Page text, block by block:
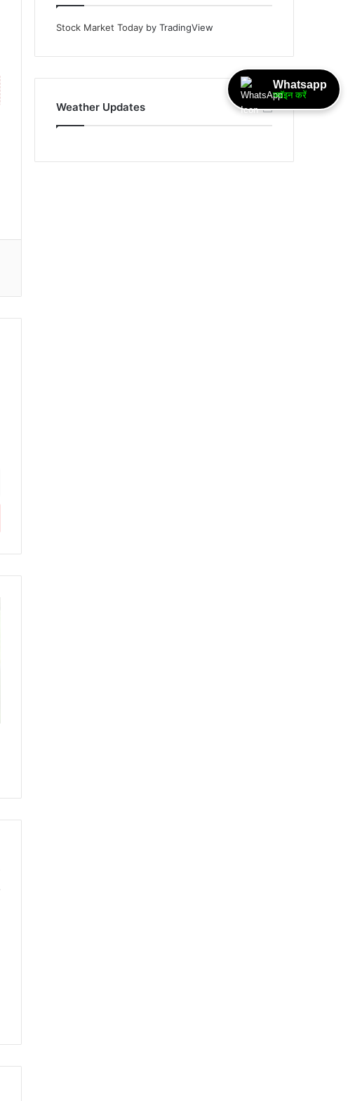
Stock Market Today by TradingView
Weather Updates
Whatsapp
ज्वॉइन करें